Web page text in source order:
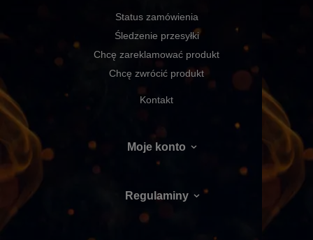
Status zamówienia
Śledzenie przesyłki
Chcę zareklamować produkt
Chcę zwrócić produkt
Kontakt
Moje konto
Regulaminy